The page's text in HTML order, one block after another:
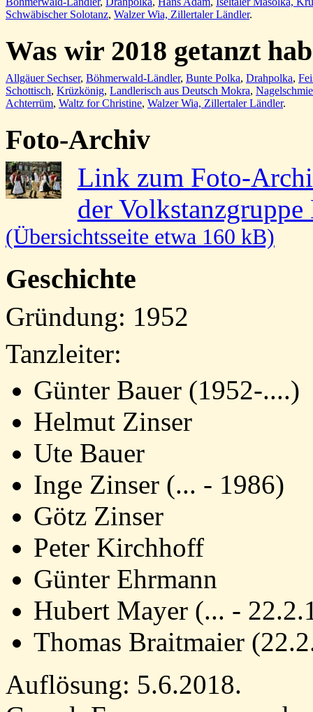
Schwäbischer Solotanz, Walzer Wia, Zillertaler Ländler.
Was wir 2018 getanzt
Allgäuer Sechser, Böhmerwald-Ländler, Bunte Polka, Drahpolka,
Schottisch, Krüzkönig, Landlerisch aus Deutsch Mokra,
Achterrüm, Waltz for Christine, Walzer Wia, Zillertaler Ländler.
Foto-Archiv
Link zum Foto-
der Volkstanzgruppe
(Übersichtsseite etwa 160 kB)
Geschichte
Gründung: 1952
Tanzleiter:
Günter Bauer (1952-....)
Helmut Zinser
Ute Bauer
Inge Zinser (... - 1986)
Götz Zinser
Peter Kirchhoff
Günter Ehrmann
Hubert Mayer (... -
Thomas Braitmaier
Auflösung: 5.6.2018.